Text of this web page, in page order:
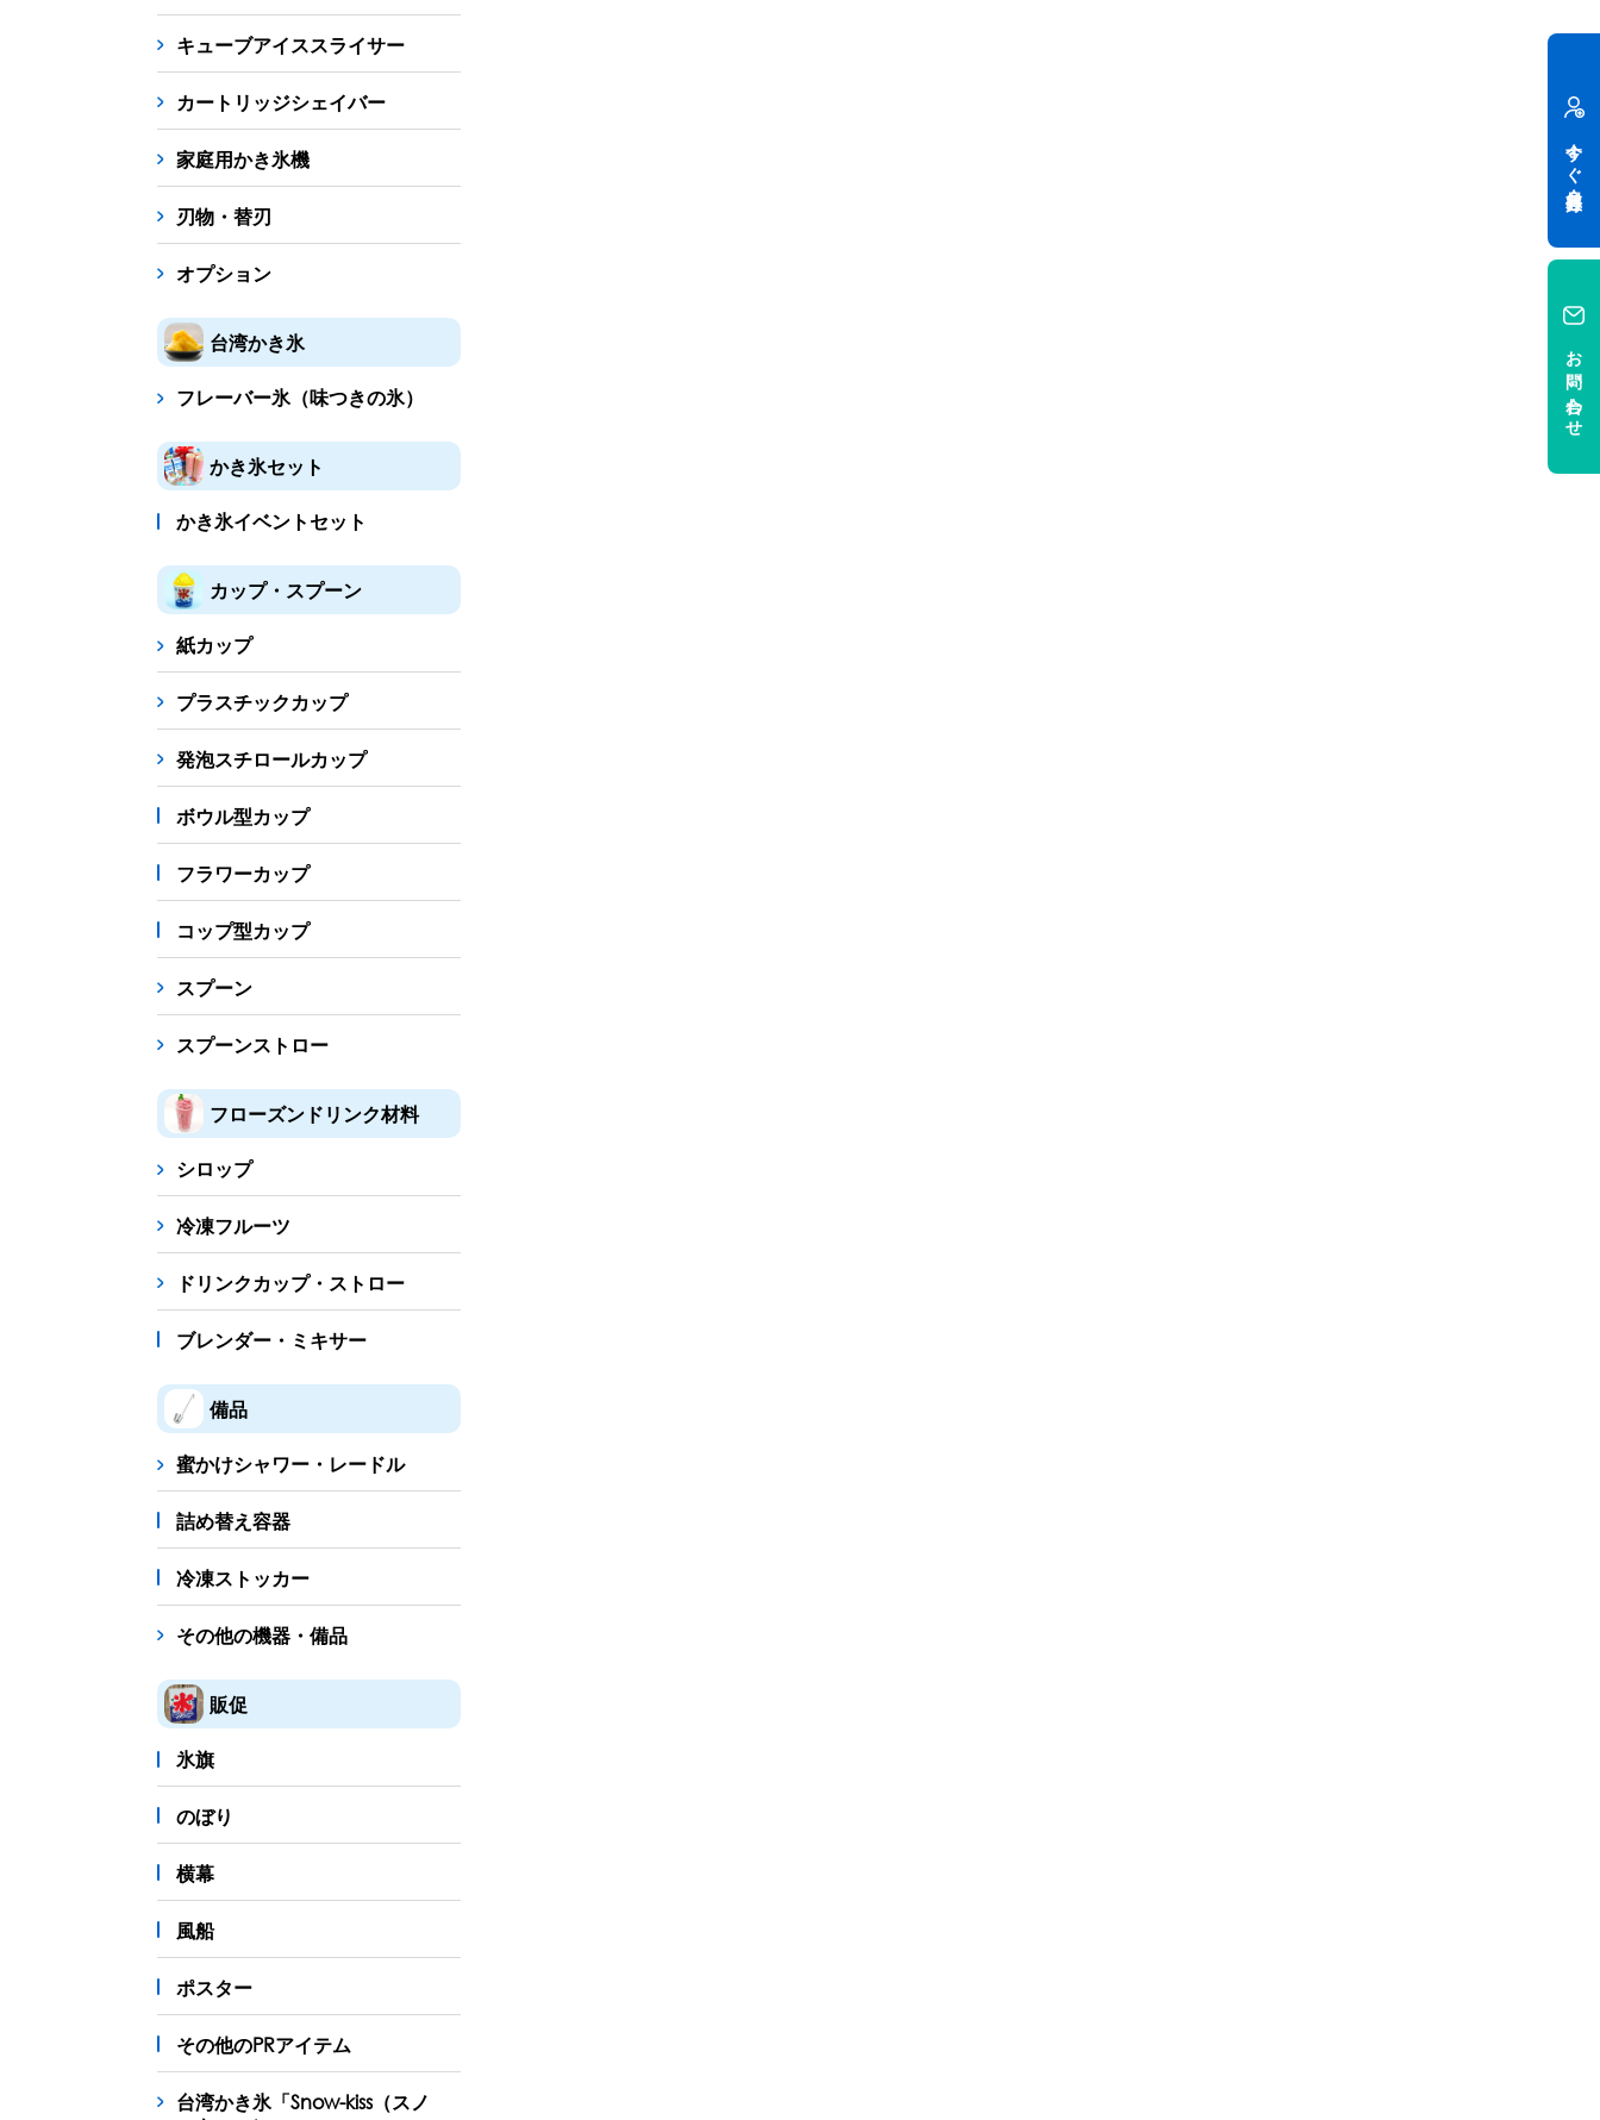
キューブアイススライサー
カートリッジシェイバー
家庭用かき氷機
刃物・替刃
オプション
台湾かき氷
フレーバー氷（味つきの氷）
かき氷セット
かき氷イベントセット
カップ・スプーン
紙カップ
プラスチックカップ
発泡スチロールカップ
ボウル型カップ
フラワーカップ
コップ型カップ
スプーン
スプーンストロー
フローズンドリンク材料
シロップ
冷凍フルーツ
ドリンクカップ・ストロー
ブレンダー・ミキサー
備品
蜜かけシャワー・レードル
詰め替え容器
冷凍ストッカー
その他の機器・備品
販促
氷旗
のぼり
横幕
風船
ポスター
その他のPRアイテム
台湾かき氷「Snow-kiss（スノ
今すぐ会員登録
お問い合わせ